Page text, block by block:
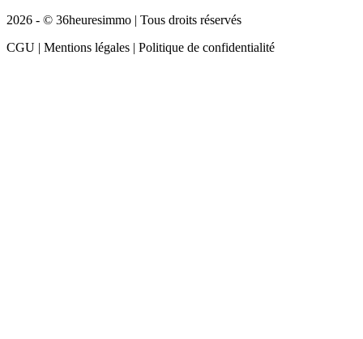
2026 - © 36heuresimmo | Tous droits réservés
CGU | Mentions légales | Politique de confidentialité